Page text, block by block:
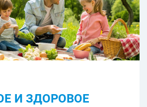
И ЗДОРОВОЕ